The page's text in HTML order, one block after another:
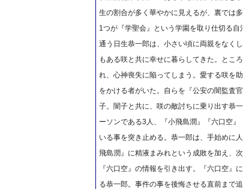
生の割合が多く華やかに見えるが、裏では
1つが『学聖会』という学園を取り仕切る
通う日生恭一郎は、小さい頃に両親をなく
もある咲と共に幸せに暮らしてきた。とこ
れ、心神喪失に陥ってしまう。愛する咲を
をかける者がいた。自らを『公安の闇監査
子。闇子と共に、咲の敵討ちに乗り出す恭
ーソンである3人、『小飛島潤』『六口空
いる事を突き止める。恭一郎は、手始めに
飛島潤』に精液まみれという成敗を加え、
『六口空』の情報を引き出す。『六口空』
る恭一郎。事件の事を後悔させる直前まで